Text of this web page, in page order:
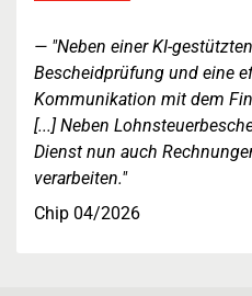
"Neben einer KI-
Bescheidprüfung und eine
Kommunikation mit dem
[...] Neben
Dienst nun auch
verarbeiten."
Chip 04/2026